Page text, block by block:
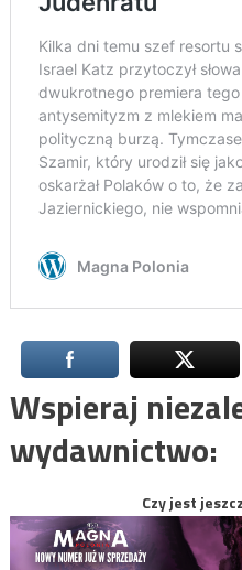
Wspieraj
wydawnictwo:
Czy jest